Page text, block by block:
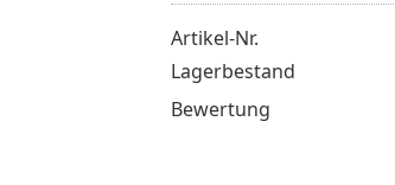
Artikel-Nr.
Lagerbestand
Bewertung